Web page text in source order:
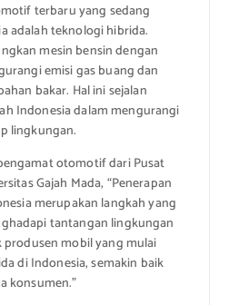
terbaru yang sedang
adalah teknologi hibrida.
mesin bensin dengan
emisi gas buang dan
bakar. Hal ini sejalan
Indonesia dalam mengurangi
lingkungan.
otomotif dari Pusat
Gajah Mada, “Penerapan
merupakan langkah yang
tantangan lingkungan
produsen mobil yang mulai
di Indonesia, semakin baik
konsumen.”